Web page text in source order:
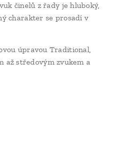
činelů z řady je hluboký,
charakter se prosadí v
úpravou Traditional,
až středovým zvukem a